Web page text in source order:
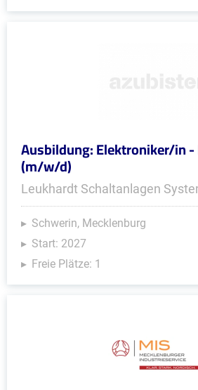
Ausbildung: Elektroniker/in
(m/w/d)
Leukhardt Schaltanlagen
Schwerin, Mecklenburg
Start: 2027
Freie Plätze: 1